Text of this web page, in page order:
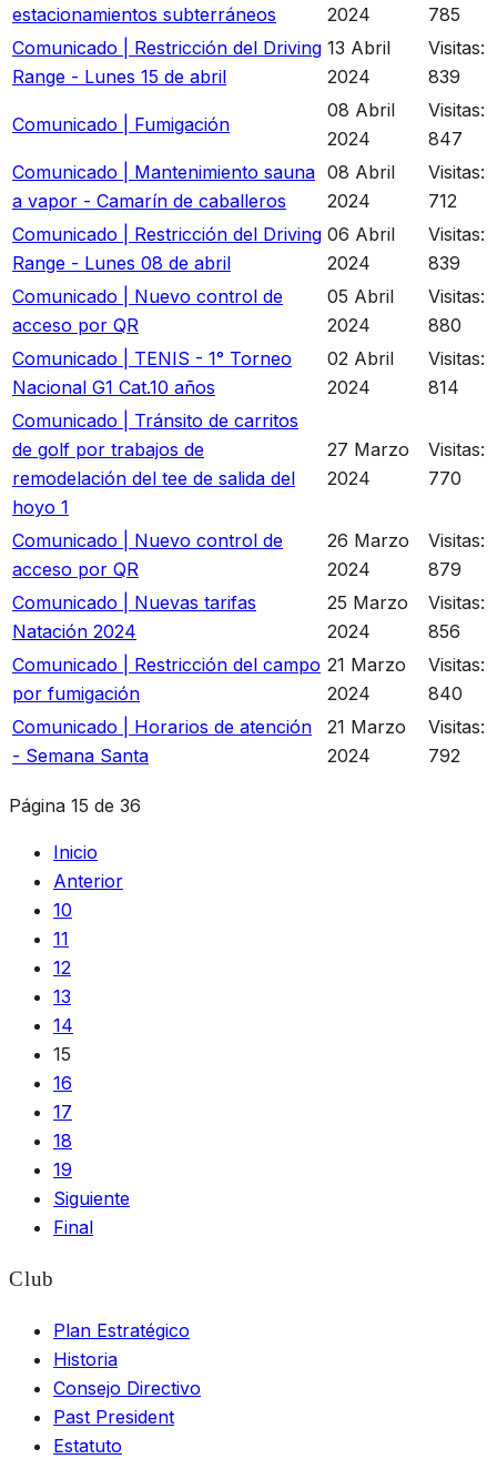
estacionamientos subterráneos 2024
785
Comunicado | Restricción del Driving
Range - Lunes 15 de abril
13 Abril
2024
Visitas:
839
Comunicado | Fumigación
08 Abril
2024
Visitas:
847
Comunicado | Mantenimiento sauna
a vapor - Camarín de caballeros
08 Abril
2024
Visitas:
712
Comunicado | Restricción del Driving
Range - Lunes 08 de abril
06 Abril
2024
Visitas:
839
Comunicado | Nuevo control de
acceso por QR
05 Abril
2024
Visitas:
880
Comunicado | TENIS - 1° Torneo
Nacional G1 Cat.10 años
02 Abril
2024
Visitas:
814
Comunicado | Tránsito de carritos
de golf por trabajos de
remodelación del tee de salida del
hoyo 1
27 Marzo
2024
Visitas:
770
Comunicado | Nuevo control de
acceso por QR
26 Marzo
2024
Visitas:
879
Comunicado | Nuevas tarifas
Natación 2024
25 Marzo
2024
Visitas:
856
Comunicado | Restricción del campo
por fumigación
21 Marzo
2024
Visitas:
840
Comunicado | Horarios de atención
- Semana Santa
21 Marzo
2024
Visitas:
792
Página 15 de 36
Inicio
Anterior
10
11
12
13
14
15
16
17
18
19
Siguiente
Final
Club
Plan Estratégico
Historia
Consejo Directivo
Past President
Estatuto